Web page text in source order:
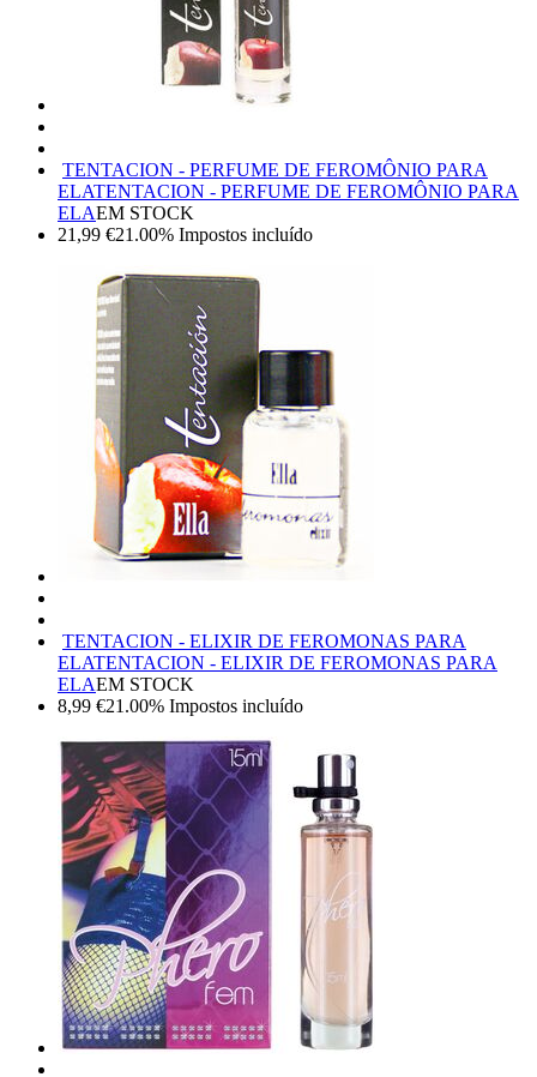
TENTACION - PERFUME DE FEROMÔNIO PARA
ELATENTACION - PERFUME DE FEROMÔNIO PARA
ELAEM STOCK
21,99 €21.00% Impostos incluído
TENTACION - ELIXIR DE FEROMONAS PARA
ELATENTACION - ELIXIR DE FEROMONAS PARA
ELAEM STOCK
8,99 €21.00% Impostos incluído